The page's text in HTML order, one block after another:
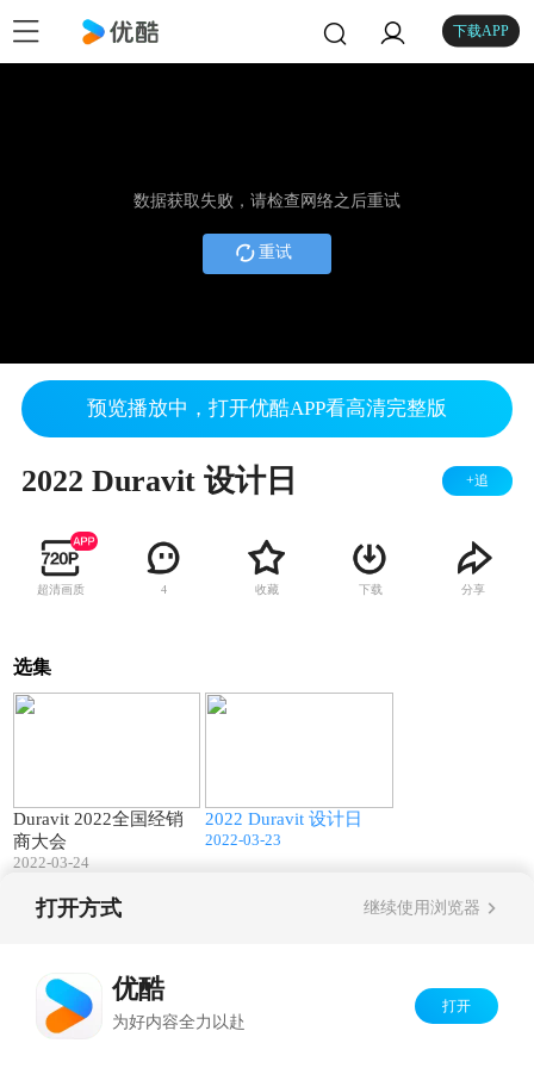
下载APP
数据获取失败，请检查网络之后重试
重试
预览播放中，打开优酷APP看高清完整版
2022 Duravit 设计日 +追
超清画质 4 收藏 下载 分享
选集
Duravit 2022全国经销
商大会
2022-03-24
2022 Duravit 设计日
2022-03-23
打开方式 继续使用浏览器
优酷
为好内容全力以赴
打开